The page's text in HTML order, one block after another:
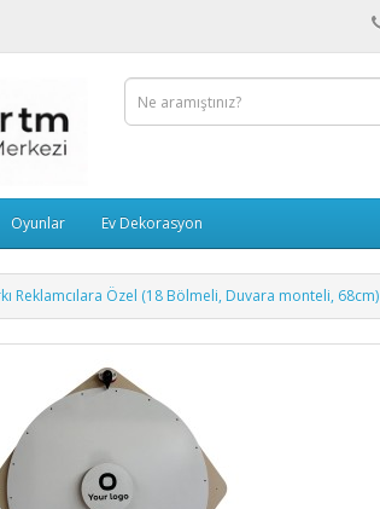
Oyunlar Ev Dekorasyon
Reklamcılara Özel (18 Bölmeli, Duvara monteli, 68cm)